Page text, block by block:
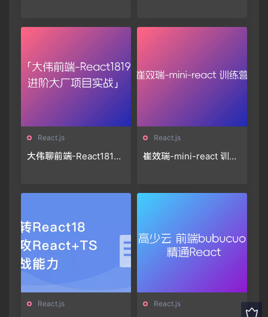
React.js
大伟聊前端-React1819
拿高薪)
React.js
崔效瑞-mini-react 训练
React.js React.js